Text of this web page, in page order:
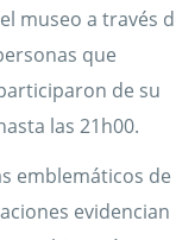
museo a través
que
de su
las 21h00.
emblemáticos de
evidencian